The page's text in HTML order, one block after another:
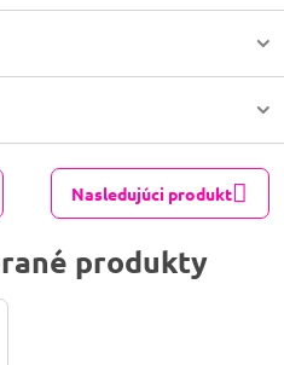
Nasledujúci produkt
produkty